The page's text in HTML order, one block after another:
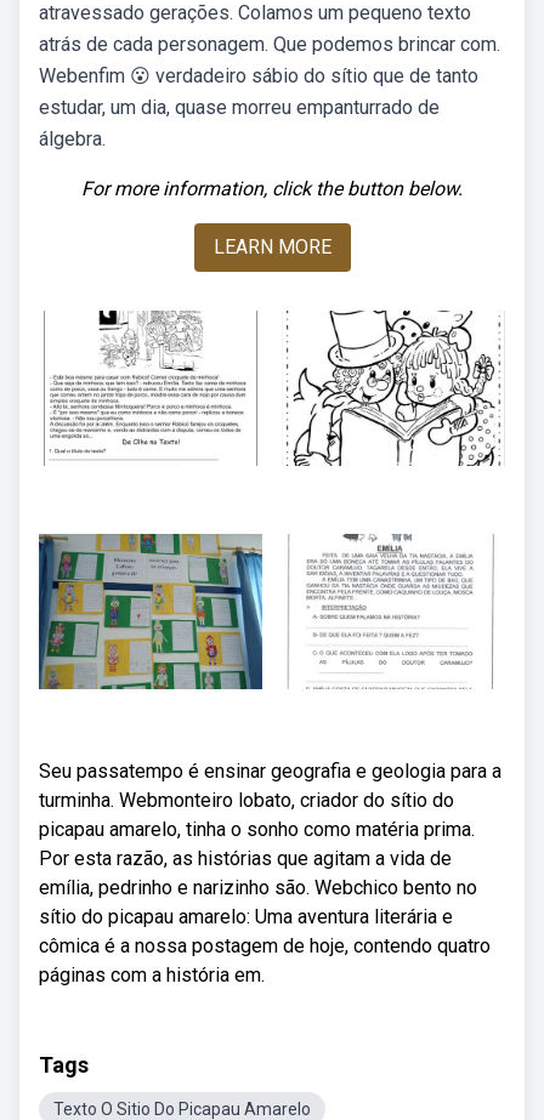
atravessado gerações. Colamos um pequeno texto
atrás de cada personagem. Que podemos brincar com.
Webenfim 😮 verdadeiro sábio do sítio que de tanto
estudar, um dia, quase morreu empanturrado de
álgebra.
For more information, click the button below.
LEARN MORE
Seu passatempo é ensinar geografia e geologia para a
turminha. Webmonteiro lobato, criador do sítio do
picapau amarelo, tinha o sonho como matéria prima.
Por esta razão, as histórias que agitam a vida de
emília, pedrinho e narizinho são. Webchico bento no
sítio do picapau amarelo: Uma aventura literária e
cômica é a nossa postagem de hoje, contendo quatro
páginas com a história em.
Tags
Texto O Sitio Do Picapau Amarelo